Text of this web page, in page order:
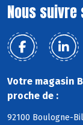
Nous suivre
Votre magasin
proche de :
92100 Boulogne-